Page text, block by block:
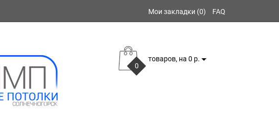
Мои закладки (0) FAQ
0
товаров, на 0 р.